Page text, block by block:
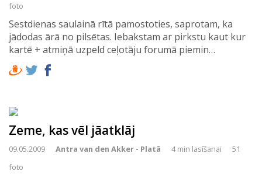
foto
Sestdienas saulainā rītā pamostoties, saprotam, ka
jādodas ārā no pilsētas. Iebakstam ar pirkstu kaut kur
kartē + atmiņā uzpeld ceļotāju forumā piemin…
Zeme, kas vēl jāatklāj
09.05.2009 Antra van den Akker - Platā 4 min lasīšanai
51
foto